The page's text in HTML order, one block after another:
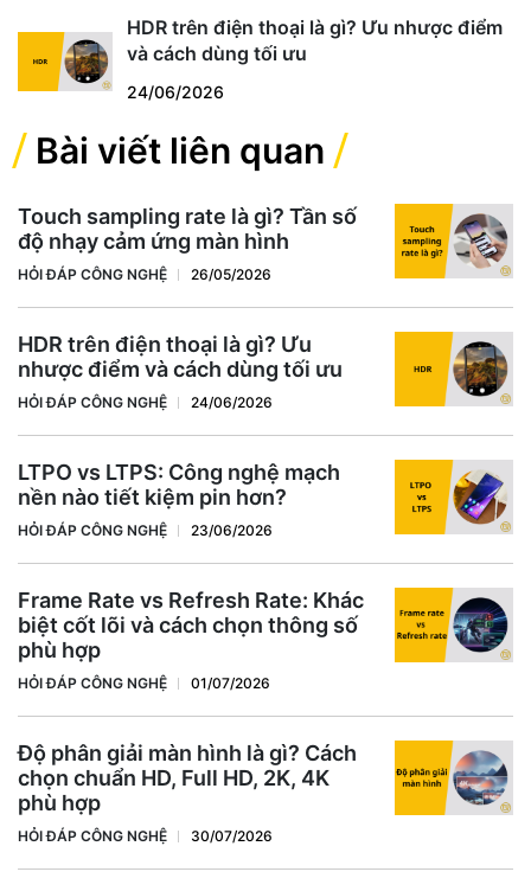
HDR trên điện thoại là gì? Ưu nhược điểm
và cách dùng tối ưu
24/06/2026
Bài viết liên quan
Touch sampling rate là gì? Tần số
độ nhạy cảm ứng màn hình
HỎI ĐÁP CÔNG NGHỆ 26/05/2026
HDR trên điện thoại là gì? Ưu
nhược điểm và cách dùng tối ưu
HỎI ĐÁP CÔNG NGHỆ 24/06/2026
LTPO vs LTPS: Công nghệ mạch
nền nào tiết kiệm pin hơn?
HỎI ĐÁP CÔNG NGHỆ 23/06/2026
Frame Rate vs Refresh Rate: Khác
biệt cốt lõi và cách chọn thông số
phù hợp
HỎI ĐÁP CÔNG NGHỆ 01/07/2026
Độ phân giải màn hình là gì? Cách
chọn chuẩn HD, Full HD, 2K, 4K
phù hợp
HỎI ĐÁP CÔNG NGHỆ 30/07/2026